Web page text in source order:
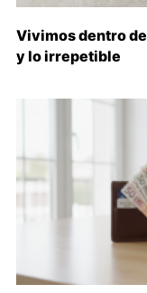
Vivimos dentro
y lo irrepetible